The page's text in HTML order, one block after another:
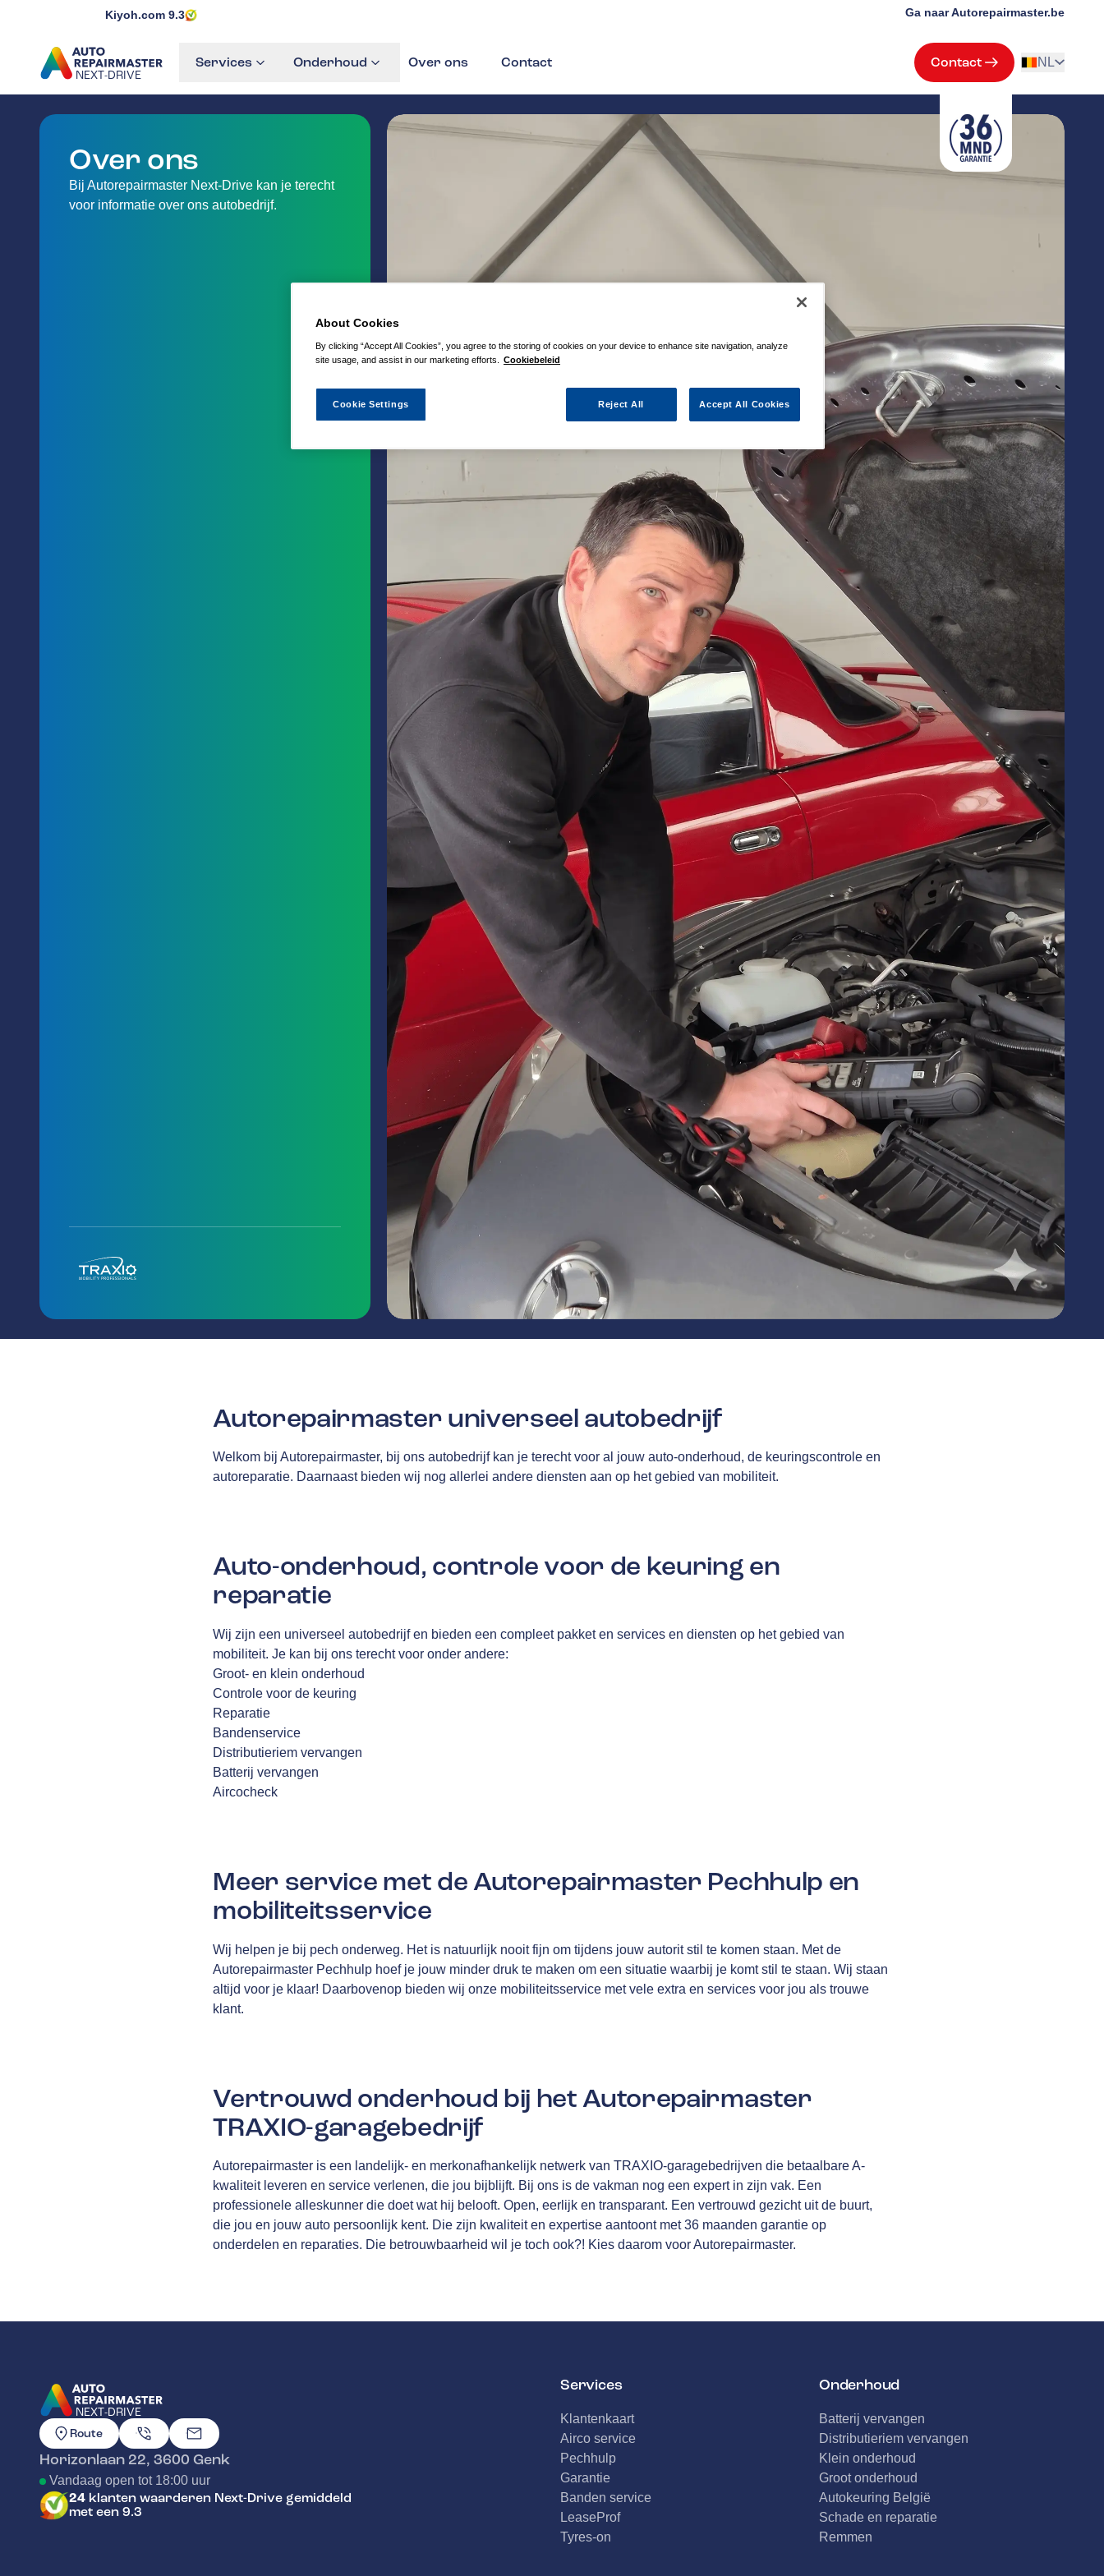
Kiyoh.com 9.3 Ga naar Autorepairmaster.be
NEXT-DRIVE
Services Onderhoud Over ons Contact Contact NL
Over ons
Bij Autorepairmaster Next-Drive kan je terecht
voor informatie over ons autobedrijf.
Autorepairmaster universeel autobedrijf
Welkom bij Autorepairmaster, bij ons autobedrijf kan je terecht voor al jouw auto-onderhoud, de keuringscontrole en
autoreparatie. Daarnaast bieden wij nog allerlei andere diensten aan op het gebied van mobiliteit.
Auto-onderhoud, controle voor de keuring en
reparatie
Wij zijn een universeel autobedrijf en bieden een compleet pakket en services en diensten op het gebied van
mobiliteit. Je kan bij ons terecht voor onder andere:
Groot- en klein onderhoud
Controle voor de keuring
Reparatie
Bandenservice
Distributieriem vervangen
Batterij vervangen
Aircocheck
Meer service met de Autorepairmaster Pechhulp en
mobiliteitsservice
Wij helpen je bij pech onderweg. Het is natuurlijk nooit fijn om tijdens jouw autorit stil te komen staan. Met de
Autorepairmaster Pechhulp hoef je jouw minder druk te maken om een situatie waarbij je komt stil te staan. Wij staan
altijd voor je klaar! Daarbovenop bieden wij onze mobiliteitsservice met vele extra en services voor jou als trouwe
klant.
Vertrouwd onderhoud bij het Autorepairmaster
TRAXIO-garagebedrijf
Autorepairmaster is een landelijk- en merkonafhankelijk netwerk vanTRAXIO-garagebedrijven die betaalbare A-
kwaliteit leveren en service verlenen, die jou bijblijft. Bij ons is de vakman nog een expert in zijn vak. Een
professionele alleskunner die doet wat hij belooft. Open, eerlijk en transparant. Een vertrouwd gezicht uit de buurt,
die jou en jouw auto persoonlijk kent. Die zijn kwaliteit en expertise aantoont met36 maanden garantie op
onderdelen en reparaties. Die betrouwbaarheid wil je toch ook?! Kies daarom voor Autorepairmaster.
NEXT-DRIVE
GA NAAR DE HOMEPAGINA
Route
Horizonlaan 22, 3600 Genk
Vandaag open tot 18:00 uur
24 klanten waarderen Next-Drive gemiddeld
met een 9.3
Services
Klantenkaart
Airco service
Pechhulp
Garantie
Banden service
LeaseProf
Tyres-on
Onderhoud
Batterij vervangen
Distributieriem vervangen
Klein onderhoud
Groot onderhoud
Autokeuring België
Schade en reparatie
Remmen
About Cookies
By clicking “Accept All Cookies”, you agree to the storing of cookies on your device to enhance site navigation, analyze
site usage, and assist in our marketing efforts.
Cookiebeleid
Reject All Accept All Cookies
Cookie Settings